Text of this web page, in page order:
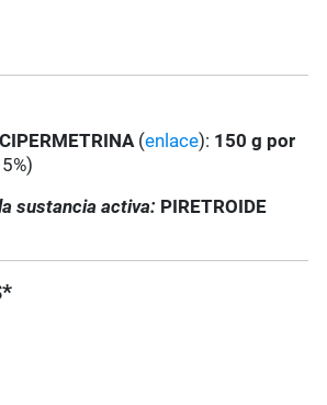
CIPERMETRINA (enlace): 150 g por
sustancia activa: PIRETROIDE